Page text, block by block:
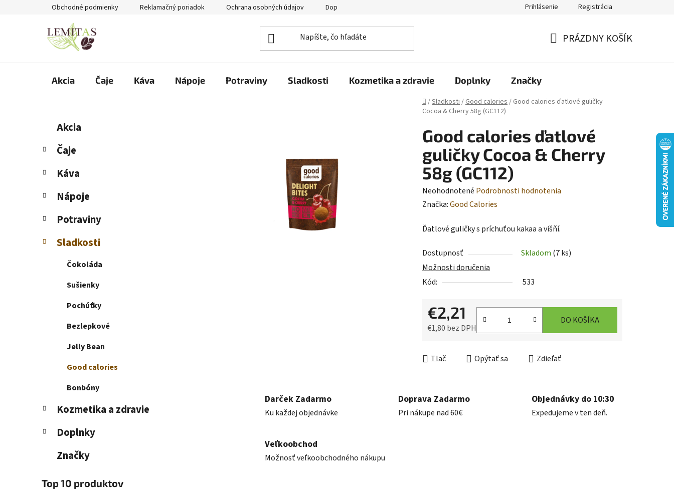
Obchodné podmienky Reklamačný poriadok Ochrana osobných údajov Doprava a platba Prihlásenie Registrácia
PRÁZDNY KOŠÍK
Akcia Čaje Káva Nápoje Potraviny Sladkosti Kozmetika a zdravie Doplnky Značky
Domov
/Sladkosti/Good calories/ Good calories ďatlové guličky
Cocoa & Cherry 58g (GC112)
č
ý
a
n
l
Preskočiť
kategórie
e
ó
i
Akcia
Čaje
Káva
Nápoje
Potraviny
Sladkosti
Čokoláda
Sušienky
Pochúťky
Bezlepkové
Jelly Bean
Good calories
Bonbóny
Kozmetika a zdravie
Doplnky
Značky
Top 10 produktov
Good calories ďatlové
guličky Cocoa & Cherry
58g (GC112)
Priemerné
hodnotenie
je
z
5
hviezdičiek.
Neohodnotené Podrobnosti hodnotenia
Značka:Good Calories
Ďatlové guličky s príchuťou kakaa a višňí.
Dostupnosť Skladom (7 ks)
Možnosti doručenia
Kód:
533
€2,21
€1,80 bez DPH
DO KOŠÍKA
Tlač Opýtať sa Zdieľať
Darček Zadarmo
Ku každej objednávke
Doprava Zadarmo
Pri nákupe nad 60€
Objednávky do 10:30
Expedujeme v ten deň.
Veľkoobchod
Možnosť veľkoobchodného nákupu